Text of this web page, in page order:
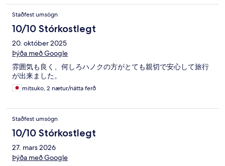
Staðfest umsögn
10/10 Stórkostlegt
20. október 2025
Þýða með Google
雰囲気も良く、何しろハノクの方がとても親切で安心して旅行
が出来ました。
mitsuko, 2 nætur/nátta ferð
Staðfest umsögn
10/10 Stórkostlegt
27. mars 2026
Þýða með Google